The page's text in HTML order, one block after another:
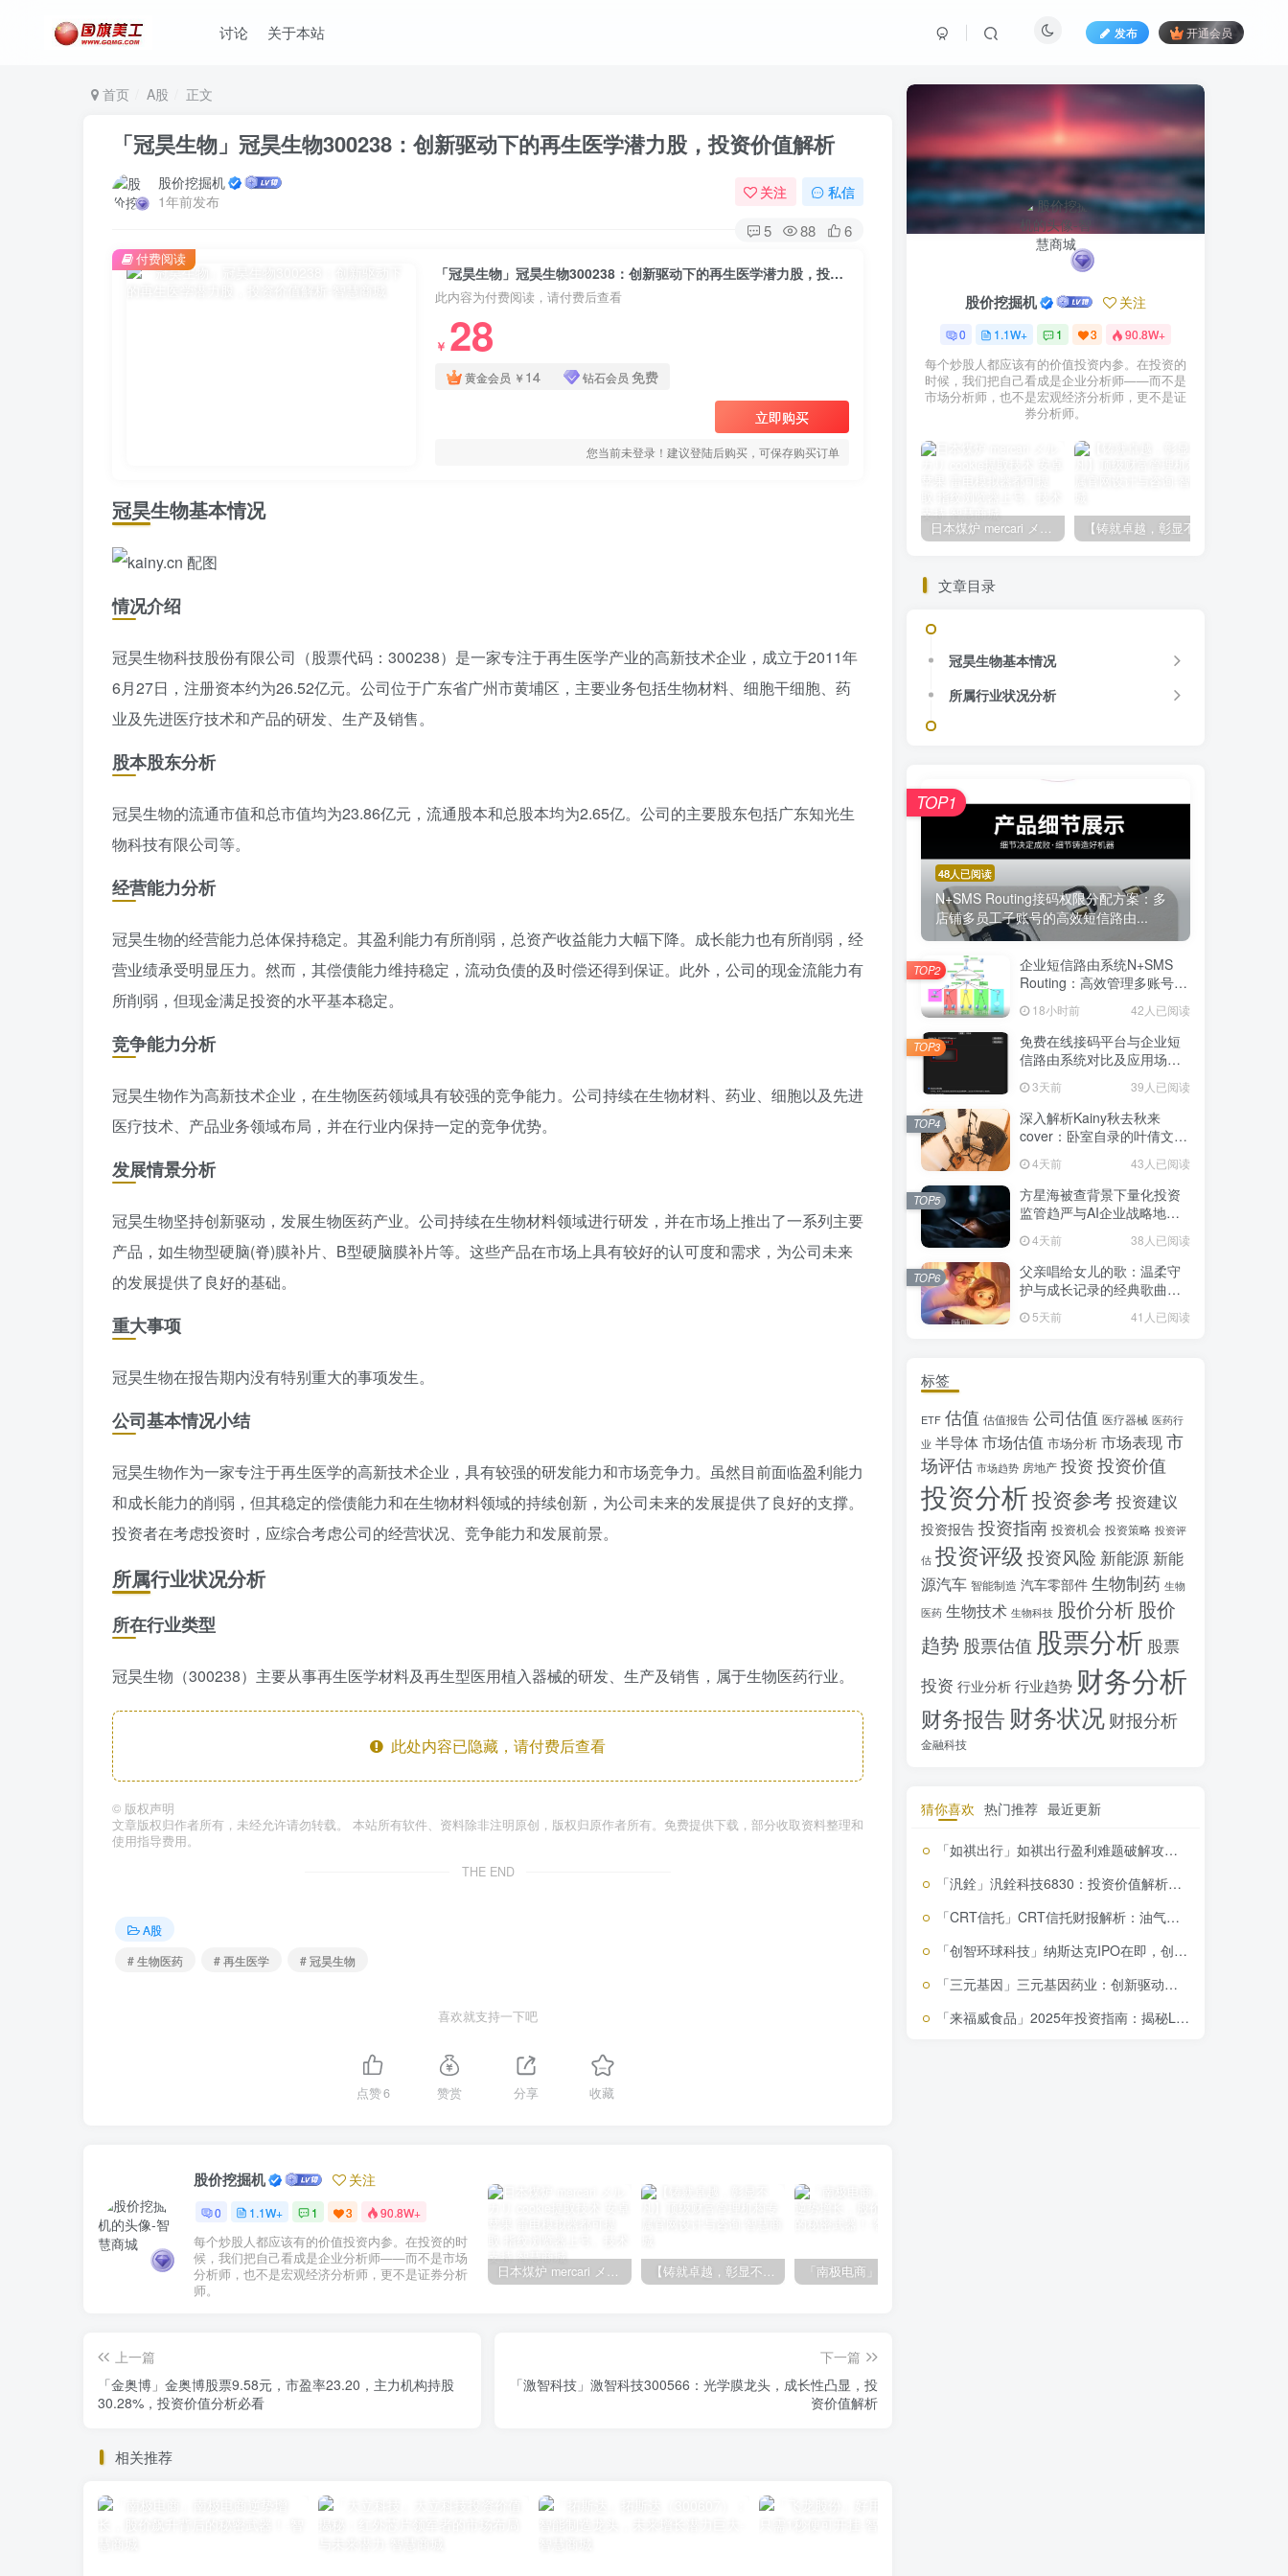
讨论 关于本站 发布 开通会员
首页 A股 正文
「冠昊生物」冠昊生物300238：创新驱动下的再生医学潜力股，投资价值解析
股价挖掘机
1年前发布
关注 私信
5 88 6
「冠昊生物」冠昊生物300238：创新驱动下的再生医学潜力股，投资价值解析
此内容为付费阅读，请付费后查看
￥ 28
黄金会员 ￥ 14 钻石会员 免费
立即购买
您当前未登录！建议登陆后购买，可保存购买订单
付费阅读
冠昊生物基本情况
情况介绍
冠昊生物科技股份有限公司（股票代码：300238）是一家专注于再生医学产业的高新技术企业，成立于2011年
6月27日，注册资本约为26.52亿元。公司位于广东省广州市黄埔区，主要业务包括生物材料、细胞干细胞、药
业及先进医疗技术和产品的研发、生产及销售。
股本股东分析
冠昊生物的流通市值和总市值均为23.86亿元，流通股本和总股本均为2.65亿。公司的主要股东包括广东知光生
物科技有限公司等。
经营能力分析
冠昊生物的经营能力总体保持稳定。其盈利能力有所削弱，总资产收益能力大幅下降。成长能力也有所削弱，经
营业绩承受明显压力。然而，其偿债能力维持稳定，流动负债的及时偿还得到保证。此外，公司的现金流能力有
所削弱，但现金满足投资的水平基本稳定。
竞争能力分析
冠昊生物作为高新技术企业，在生物医药领域具有较强的竞争能力。公司持续在生物材料、药业、细胞以及先进
医疗技术、产品业务领域布局，并在行业内保持一定的竞争优势。
发展情景分析
冠昊生物坚持创新驱动，发展生物医药产业。公司持续在生物材料领域进行研发，并在市场上推出了一系列主要
产品，如生物型硬脑(脊)膜补片、B型硬脑膜补片等。这些产品在市场上具有较好的认可度和需求，为公司未来
的发展提供了良好的基础。
重大事项
冠昊生物在报告期内没有特别重大的事项发生。
公司基本情况小结
冠昊生物作为一家专注于再生医学的高新技术企业，具有较强的研发能力和市场竞争力。虽然目前面临盈利能力
和成长能力的削弱，但其稳定的偿债能力和在生物材料领域的持续创新，为公司未来的发展提供了良好的支撑。
投资者在考虑投资时，应综合考虑公司的经营状况、竞争能力和发展前景。
所属行业状况分析
所在行业类型
冠昊生物（300238）主要从事再生医学材料及再生型医用植入器械的研发、生产及销售，属于生物医药行业。
此处内容已隐藏，请付费后查看
© 版权声明
文章版权归作者所有，未经允许请勿转载。 本站所有软件、资料除非注明原创，版权归原作者所有。免费提供下载，部分收取资料整理和
使用指导费用。
THE END
A股
# 生物医药
# 再生医学 # 冠昊生物
喜欢就支持一下吧
点赞6 赞赏 分享 收藏
股价挖掘机 关注
0 1.1W+ 1 3 90.8W+
每个炒股人都应该有的价值投资内参。在投资的时
候，我们把自己看成是企业分析师——而不是市场
分析师，也不是宏观经济分析师，更不是证券分析
师。
日本煤炉 mercari メルカリ cookie提取技术 安卓 苹果 雷电模拟器都可提取,指纹浏览器上号。技术支持 【铸就卓越，彰显不凡】顶级财富管理机构专属官网设计与咨询
上一篇
「金奥博」金奥博股票9.58元，市盈率23.20，主力机构持股
30.28%，投资价值分析必看
下一篇
「激智科技」激智科技300566：光学膜龙头，成长性凸显，投
资价值解析
相关推荐
股价挖掘机 关注
0 1.1W+ 1 3 90.8W+
每个炒股人都应该有的价值投资内参。在投资的
时候，我们把自己看成是企业分析师——而不是
市场分析师，也不是宏观经济分析师，更不是证
券分析师。
日本煤炉 mercari メルカリ cookie提取技术 安卓 苹果 雷电模拟器都可提取,指纹浏览器上号。技术支持
文章目录
冠昊生物基本情况
所属行业状况分析
48人已阅读
N+SMS Routing接码权限分配方案：多
店铺多员工子账号的高效短信路由...
TOP1
企业短信路由系统N+SMS
Routing：高效管理多账号验
18小时前 42人已阅读
TOP2
免费在线接码平台与企业短
信路由系统对比及应用场景
3天前 39人已阅读
TOP3
深入解析Kainy秋去秋来
cover：卧室自录的叶倩文经
4天前 43人已阅读
TOP4
方星海被查背景下量化投资
监管趋严与AI企业战略地位
4天前 38人已阅读
TOP5
父亲唱给女儿的歌：温柔守
护与成长记录的经典歌曲推
荐 5天前 41人已阅读
TOP6
标签
ETF 估值 估值报告 公司估值 医疗器械 医药行
业 半导体市场估值 市场分析 市场表现市
场评估 市场趋势 房地产 投资 投资价值
投资分析投资参考 投资建议
投资报告 投资指南 投资机会 投资策略 投资评
估 投资评级 投资风险 新能源 新能
源汽车 智能制造 汽车零部件 生物制药 生物
医药 生物技术 生物科技 股价分析 股价
趋势 股票估值 股票分析 股票
投资 行业分析 行业趋势 财务分析
财务报告 财务状况财报分析
金融科技
猜你喜欢 热门推荐 最近更新
「如祺出行」如祺出行盈利难题破解攻略，搞钱必看！
「汎銓」汎銓科技6830：投资价值解析，市场低估下的潜在机会
「CRT信托」CRT信托财报解析：油气行业挑战下的财务稳健与
「创智环球科技」纳斯达克IPO在即，创智环球科技能否逆风翻盘？
「三元基因」三元基因药业：创新驱动下的生物医药黑马，市场低估下的投资机遇？
「来福威食品」2025年投资指南：揭秘Lifeway Foo